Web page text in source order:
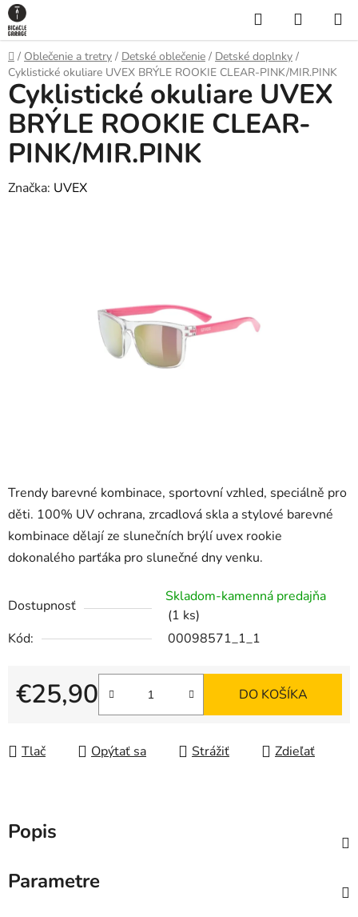
Prejsť
na
obsah
Hľadať
KOŠÍK
Domov
/ Oblečenie a tretry / Detské oblečenie / Detské doplnky /
Cyklistické okuliare UVEX BRÝLE ROOKIE CLEAR-PINK/MIR.PINK
Trendy barevné kombinace, sportovní vzhled, speciálně pro
děti. 100% UV ochrana, zrcadlová skla a stylové barevné
kombinace dělají ze slunečních brýlí uvex rookie
dokonalého parťáka pro slunečné dny venku.
Dostupnosť
Skladom-kamenná predajňa
(1 ks)
Kód:
00098571_1_1
€25,90
Jednotková cena:
DO KOŠÍKA
Tlač Opýtať sa Strážiť Zdieľať
Cyklistické okuliare UVEX
BRÝLE ROOKIE CLEAR-
PINK/MIR.PINK
Značka: UVEX
Popis
Parametre